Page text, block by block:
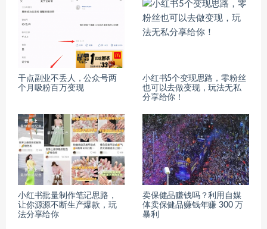
干点副业不丢人，公众号两
个月吸粉百万变现
小红书5个变现思路，零粉丝
也可以去做变现，玩法无私
分享给你！
小红书批量制作笔记思路，
让你源源不断生产爆款，玩
法分享给你
卖保健品赚钱吗？利用自媒
体卖保健品赚钱年赚 300 万
暴利